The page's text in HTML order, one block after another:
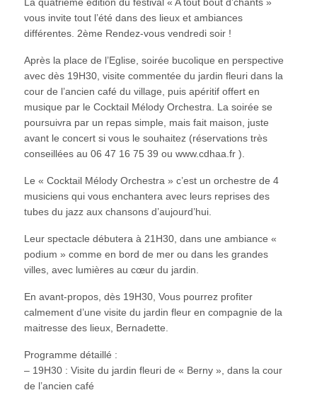
vous invite tout l’été dans des lieux et ambiances
différentes. 2ème Rendez-vous vendredi soir !
Après la place de l’Eglise, soirée bucolique en perspective
avec dès 19H30, visite commentée du jardin fleuri dans la
cour de l’ancien café du village, puis apéritif offert en
musique par le Cocktail Mélody Orchestra. La soirée se
poursuivra par un repas simple, mais fait maison, juste
avant le concert si vous le souhaitez (réservations très
conseillées au 06 47 16 75 39 ou www.cdhaa.fr ).
Le « Cocktail Mélody Orchestra » c’est un orchestre de 4
musiciens qui vous enchantera avec leurs reprises des
tubes du jazz aux chansons d’aujourd’hui.
Leur spectacle débutera à 21H30, dans une ambiance «
podium » comme en bord de mer ou dans les grandes
villes, avec lumières au cœur du jardin.
En avant-propos, dès 19H30, Vous pourrez profiter
calmement d’une visite du jardin fleur en compagnie de la
maitresse des lieux, Bernadette.
Programme détaillé :
– 19H30 : Visite du jardin fleuri de « Berny », dans la cour
de l’ancien café